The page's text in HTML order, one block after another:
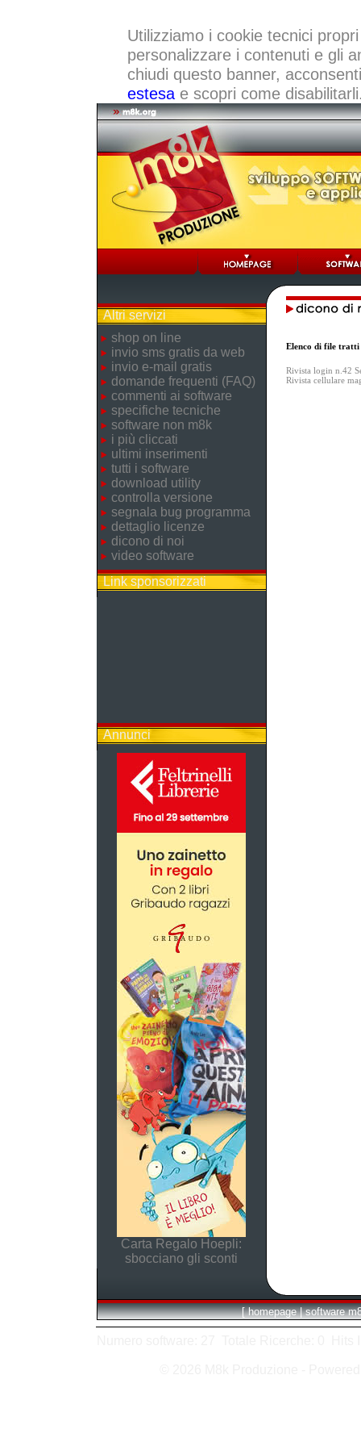
Utilizziamo i cookie tecnici
personalizzare i contenuti e gli
chiudi questo banner,
estesae scopri come
Altri servizi
shop on line
invio sms gratis da web
invio e-mail gratis
domande frequenti (FAQ)
commenti ai software
specifiche tecniche
software non m8k
i più cliccati
ultimi inserimenti
tutti i software
download utility
controlla versione
segnala bug programma
dettaglio licenze
dicono di noi
video software
Link sponsorizzati
Annunci
Carta Regalo Hoepli:
sbocciano gli sconti
Elenco di file tratti
Rivista login n.42
Rivista cellulare
[ homepage | software